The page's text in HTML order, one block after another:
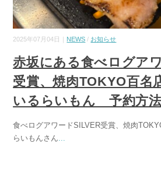
2025年07月04日｜ NEWS / お知らせ
赤坂にある食べログア
受賞、焼肉TOKYO百名
いるらいもん 予約方法
食べログアワードSILVER受賞、焼肉
らいもんさん...